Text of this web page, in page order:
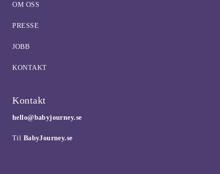
OM OSS
PRESSE
JOBB
KONTAKT
Kontakt
hello@babyjourney.se
Til BabyJourney.se